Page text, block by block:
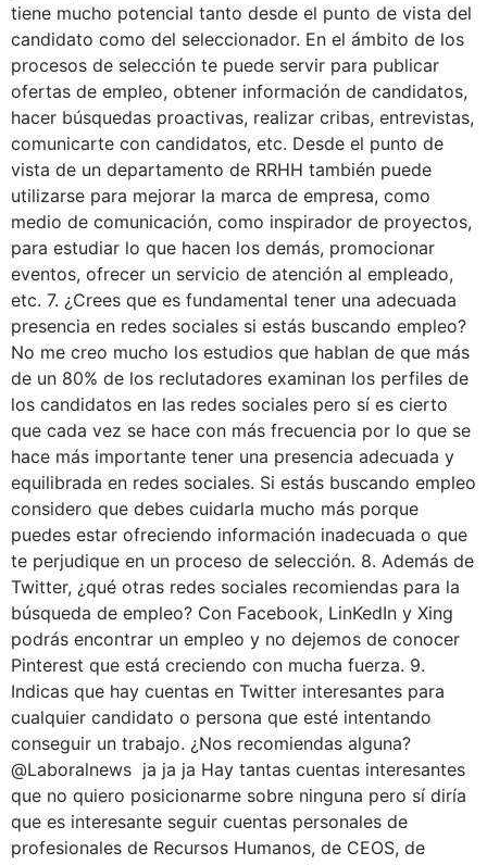
tiene mucho potencial tanto desde el punto de vista del
candidato como del seleccionador. En el ámbito de los
procesos de selección te puede servir para publicar
ofertas de empleo, obtener información de candidatos,
hacer búsquedas proactivas, realizar cribas, entrevistas,
comunicarte con candidatos, etc. Desde el punto de
vista de un departamento de RRHH también puede
utilizarse para mejorar la marca de empresa, como
medio de comunicación, como inspirador de proyectos,
para estudiar lo que hacen los demás, promocionar
eventos, ofrecer un servicio de atención al empleado,
etc. 7. ¿Crees que es fundamental tener una adecuada
presencia en redes sociales si estás buscando empleo?
No me creo mucho los estudios que hablan de que más
de un 80% de los reclutadores examinan los perfiles de
los candidatos en las redes sociales pero sí es cierto
que cada vez se hace con más frecuencia por lo que se
hace más importante tener una presencia adecuada y
equilibrada en redes sociales. Si estás buscando empleo
considero que debes cuidarla mucho más porque
puedes estar ofreciendo información inadecuada o que
te perjudique en un proceso de selección. 8. Además de
Twitter, ¿qué otras redes sociales recomiendas para la
búsqueda de empleo? Con Facebook, LinKedIn y Xing
podrás encontrar un empleo y no dejemos de conocer
Pinterest que está creciendo con mucha fuerza. 9.
Indicas que hay cuentas en Twitter interesantes para
cualquier candidato o persona que esté intentando
conseguir un trabajo. ¿Nos recomiendas alguna?
@Laboralnews ja ja ja Hay tantas cuentas interesantes
que no quiero posicionarme sobre ninguna pero sí diría
que es interesante seguir cuentas personales de
profesionales de Recursos Humanos, de CEOS, de